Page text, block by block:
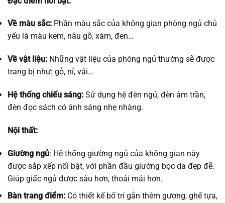
Về màu sắc: Phần màu sắc của không gian phòng ngủ chủ
yếu là màu kem, nâu gỗ, xám, đen…
Về vật liệu: Những vật liệu của phòng ngủ thường sẽ được
trang bị như: gỗ, nỉ, vải…
Hệ thống chiếu sáng: Sử dụng hệ đèn ngủ, đèn âm trần,
đèn đọc sách có ánh sáng nhẹ nhàng.
Nội thất:
Giường ngủ: Hệ thống giường ngủ của không gian này
được sắp xếp nổi bật, với phần đầu giường bọc da đẹp đẽ.
Giúp giấc ngủ được sâu hơn, thoải mái hơn.
Bàn trang điểm: Có thiết kế bố trí gắn thêm gương, ghế tựa,